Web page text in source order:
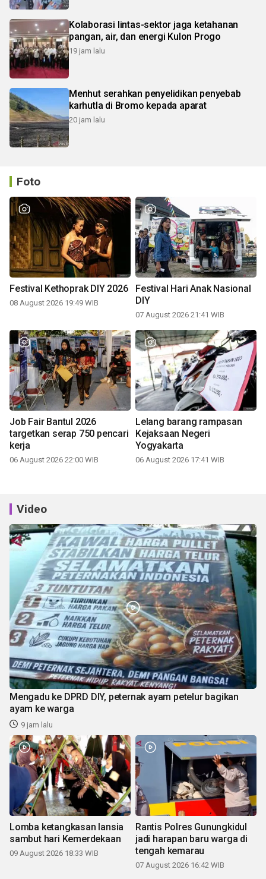
Kolaborasi lintas-sektor jaga ketahanan
pangan, air, dan energi Kulon Progo
19 jam lalu
Menhut serahkan penyelidikan penyebab
karhutla di Bromo kepada aparat
20 jam lalu
Foto
Festival Kethoprak DIY 2026
08 August 2026 19:49 WIB
Festival Hari Anak Nasional
DIY
07 August 2026 21:41 WIB
Job Fair Bantul 2026
targetkan serap 750 pencari
kerja
06 August 2026 22:00 WIB
Lelang barang rampasan
Kejaksaan Negeri
Yogyakarta
06 August 2026 17:41 WIB
Video
Mengadu ke DPRD DIY, peternak ayam petelur bagikan
ayam ke warga
9 jam lalu
Lomba ketangkasan lansia
sambut hari Kemerdekaan
09 August 2026 18:33 WIB
Rantis Polres Gunungkidul
jadi harapan baru warga di
tengah kemarau
07 August 2026 16:42 WIB